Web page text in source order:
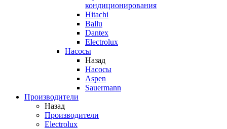
кондиционирования
Hitachi
Ballu
Dantex
Electrolux
Насосы
Назад
Насосы
Aspen
Sauermann
Производители
Назад
Производители
Electrolux